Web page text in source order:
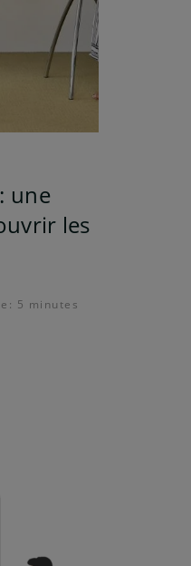
une
les
5 minutes